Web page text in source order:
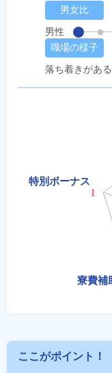
男女比
男性
職場の様子
落ち着きがある
ここがポイント！